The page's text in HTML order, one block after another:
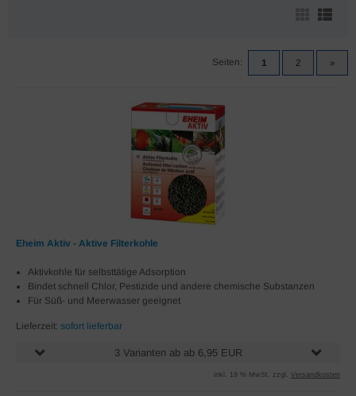
Seiten: 1 2 »
Eheim Aktiv - Aktive Filterkohle
Aktivkohle für selbsttätige Adsorption
Bindet schnell Chlor, Pestizide und andere chemische Substanzen
Für Süß- und Meerwasser geeignet
Lieferzeit: sofort lieferbar
3 Varianten ab ab 6,95 EUR
inkl. 19 % MwSt. zzgl. Versandkosten